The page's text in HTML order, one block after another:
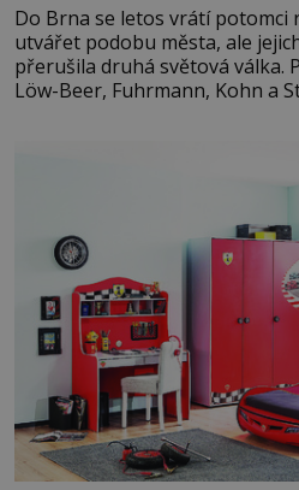
Do Brna se letos vrátí potomci
utvářet podobu města, ale
přerušila druhá světová válka.
Löw-Beer, Fuhrmann, Kohn a
jednoduché. Místa, která si